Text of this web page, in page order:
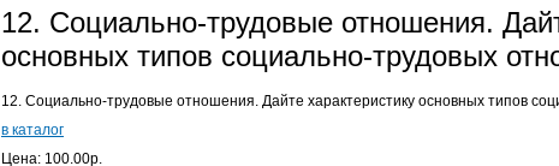
12. Социально-трудовые отношения.
основных типов социально-трудовых
12. Социально-трудовые отношения. Дайте характеристику основных типов
в каталог
Цена: 100.00р.